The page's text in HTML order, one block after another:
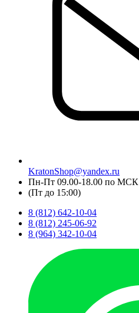
KratonShop@yandex.ru
Пн-Пт 09.00-18.00 по МСК
(Пт до 15:00)
8 (812) 642-10-04
8 (812) 245-06-92
8 (964) 342-10-04